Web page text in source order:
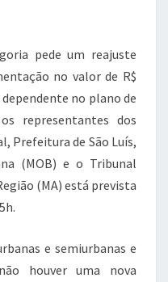
pede um reajuste
no valor de R$
no plano de
representantes dos
Prefeitura de São Luís,
(MOB) e o Tribunal
(MA) está prevista
e semiurbanas e
houver uma nova